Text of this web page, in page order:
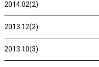
2014.02(2)
2013.12(2)
2013.10(3)